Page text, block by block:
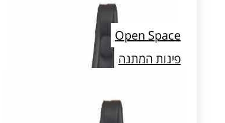
Open Space
פינות המתנה